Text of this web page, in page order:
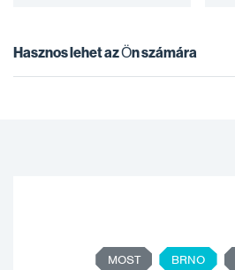
Hasznos lehet az Ön számára
MOST BRNO